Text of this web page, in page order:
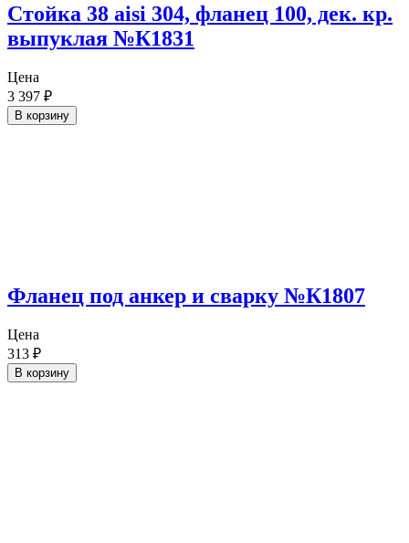
Стойка 38 aisi 304, фланец 100, дек. кр.
выпуклая №К1831
Цена
3 397 ₽
В корзину
Фланец под анкер и сварку №К1807
Цена
313 ₽
В корзину